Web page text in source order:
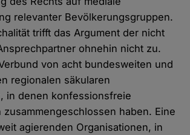
relevanter Bevölkerungsgruppen.
trifft das Argument der nicht
ohnehin nicht zu.
von acht bundesweiten und
regionalen säkularen
in denen konfessionsfreie
haben. Eine
agierenden Organisationen, in